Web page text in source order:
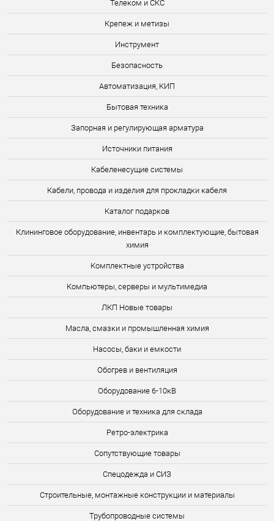
Телеком и СКС
Крепеж и метизы
Инструмент
Безопасность
Автоматизация, КИП
Бытовая техника
Запорная и регулирующая арматура
Источники питания
Кабеленесущие системы
Кабели, провода и изделия для прокладки кабеля
Каталог подарков
Клининговое оборудование, инвентарь и комплектующие, бытовая
химия
Комплектные устройства
Компьютеры, серверы и мультимедиа
ЛКП Новые товары
Масла, смазки и промышленная химия
Насосы, баки и емкости
Обогрев и вентиляция
Оборудование 6-10кВ
Оборудование и техника для склада
Ретро-электрика
Сопутствующие товары
Спецодежда и СИЗ
Строительные, монтажные конструкции и материалы
Трубопроводные системы